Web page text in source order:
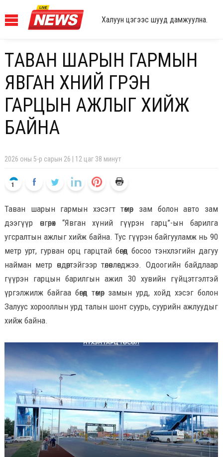
Халуун цэгээс шууд дамжуулна.
ТАВАН ШАРЫН ГАРМЫН
ЯВГАН ХҮНИЙ ГҮҮРЭН
ГАРЦЫН АЖЛЫГ ХИЙЖ
БАЙНА
2026 оны 5-р сарын 26 | 12 цаг 38 минут
1
Таван шарын гармын хэсэгт төмөр зам болон авто зам
дээгүүр өнгөрөх “Явган хүний гүүрэн гарц”-ын барилга
угсралтын ажлыг хийж байна. Тус гүүрэн байгууламж нь 90
метр урт, гурван орц гарцтай бөгөөд босоо тэнхлэгийн дагуу
найман метр өндөртэйгээр төлөвлөгджээ. Одоогийн байдлаар
гүүрэн гарцын барилгын ажил 30 хувийн гүйцэтгэлтэй
үргэлжилж байгаа бөгөөд төмөр замын урд, хойд хэсэг болон
Залуус хорооллын урд талын шонт суурь, суурийн ажлуудыг
хийж байна.